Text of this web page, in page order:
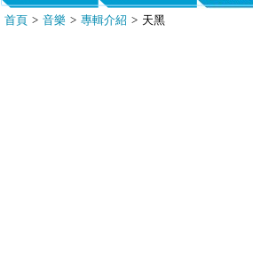
首頁 > 音樂 > 專輯介紹 > 天黑